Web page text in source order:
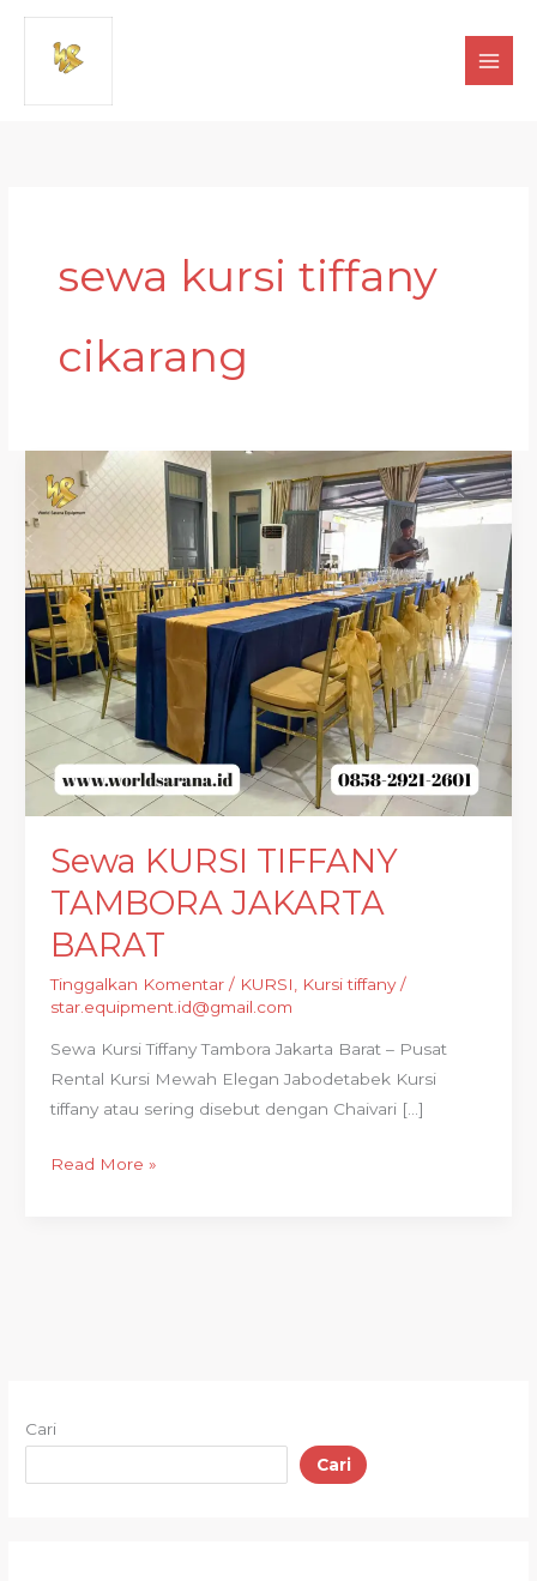
Lewati
Cari
Cari
sewa kursi tiffany
cikarang
Sewa KURSI TIFFANY
TAMBORA JAKARTA
BARAT
Tinggalkan Komentar / KURSI Kursi tiffany/
star.equipment.id@gmail.com
Sewa Kursi Tiffany Tambora Jakarta Barat – Pusat
Rental Kursi Mewah Elegan Jabodetabek Kursi
tiffany atau sering disebut dengan Chaivari […]
KURSI
TAMBORA
JAKARTA
BARAT
Read More »